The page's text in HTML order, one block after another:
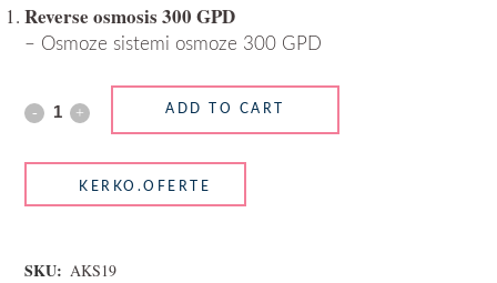
Reverse osmosis 300 GPD
– Osmoze sistemi osmoze 300 GPD
ADD TO CART
SKU: AKS19